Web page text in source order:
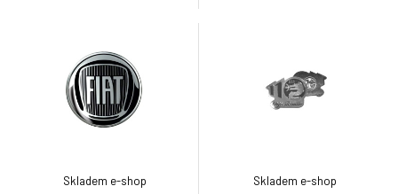
bergamotu, citrusů, jablka a
ovoce. Dynamická a moderní
vůně Alfa Romeo - toaletní
voda Alfa Romeo Green.
Skladem e-shop Skladem e-shop